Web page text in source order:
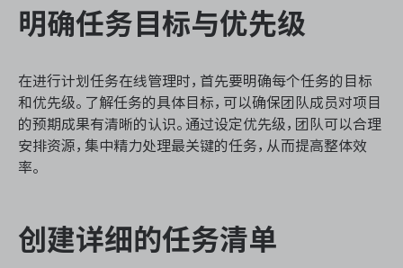
ASPICE 研发管理
ONES 资讯
明确任务目标与优先级
在进行计划任务在线管理时，首先要明确每个任务的目标
和优先级。了解任务的具体目标，可以确保团队成员对项目
的预期成果有清晰的认识。通过设定优先级，团队可以合理
安排资源，集中精力处理最关键的任务，从而提高整体效
率。
创建详细的任务清单